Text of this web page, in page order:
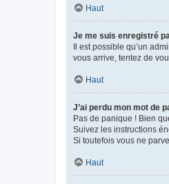
Haut
Je me suis enregistré
Il est possible qu’un
vous arrive, tentez de
Haut
J’ai perdu mon mot de
Pas de panique ! Bien
Suivez les instructions
Si toutefois vous ne
Haut